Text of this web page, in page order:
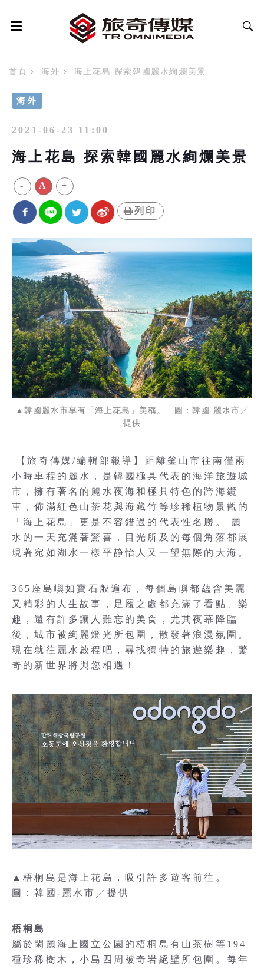
首頁 海外 海上花島 探索韓國麗水絢爛美景
海外
2021-06-23 11:00
海上花島 探索韓國麗水絢爛美景
- A +
列印
▲韓國麗水市享有「海上花島」美稱。 圖：韓國-麗水市╱
提供
【旅奇傳媒/編輯部報導】距離釜山市往南僅兩
小時車程的麗水，是韓國極具代表的海洋旅遊城
市，擁有著名的麗水夜海和極具特色的跨海纜
車，佈滿紅色山茶花與海藏竹等珍稀植物景觀的
「海上花島」更是不容錯過的代表性名勝。 麗
水的一天充滿著驚喜，目光所及的每個角落都展
現著宛如湖水一樣平静怡人又一望無際的大海。
365座島嶼如寶石般遍布，每個島嶼都蘊含美麗
又精彩的人生故事，足履之處都充滿了看點、樂
趣，還有許多讓人難忘的美食，尤其夜幕降臨
後，城市被絢麗燈光所包圍，散發著浪漫氛圍。
現在就往麗水啟程吧，尋找獨特的旅遊樂趣，驚
奇的新世界將與您相遇！
▲梧桐島是海上花島，吸引許多遊客前往。
圖：韓國-麗水市╱提供
梧桐島
屬於閑麗海上國立公園的梧桐島有山茶樹等194
種珍稀樹木，小島四周被奇岩絕壁所包圍。每年